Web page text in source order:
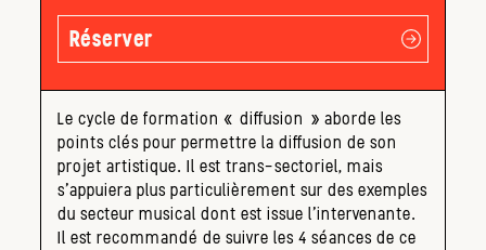
Réserver
Le cycle de formation « diffusion » aborde les
points clés pour permettre la diffusion de son
projet artistique. Il est trans-sectoriel, mais
s’appuiera plus particulièrement sur des exemples
du secteur musical dont est issue l’intervenante.
Il est recommandé de suivre les 4 séances de ce